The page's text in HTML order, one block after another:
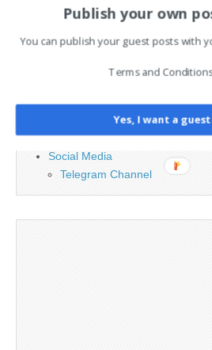
Legal and Contact information
Opt-out preferences
Privacy Policy
Social Media
Telegram Channel
Publish your own
You can publish your guest posts with
Terms and
Yes, I want a